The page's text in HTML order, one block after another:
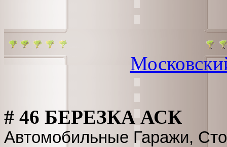
# 46 БЕРЕЗКА АСК
Автомобильные Гаражи,